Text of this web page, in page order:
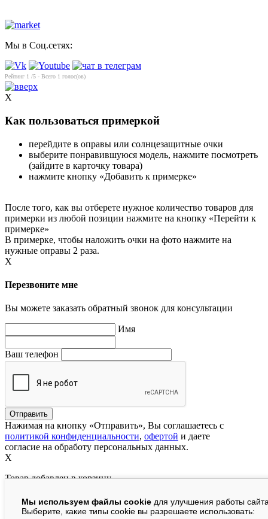
Мы в Соц.сетях:
Рейтинг 1 /5 - Всего 1 голос(ов)
Мы используем файлы cookie для улучшения работы
Выберите, какие типы cookie вы разрешаете использовать:
X
Как пользоваться примеркой
перейдите в оправы или солнцезащитные очки
выберите понравившуюся модель, нажмите посмотреть
(зайдите в карточку товара)
нажмите кнопку «Добавить к примерке»
После того, как вы отберете нужное количество товаров для
примерки из любой позиции нажмите на кнопку «Перейти к
примерке»
В примерке, чтобы наложить очки на фото нажмите на
нужные оправы 2 раза.
X
Перезвоните мне
Вы можете заказать обратный звонок для консультации
Имя
Ваш телефон
Нажимая на кнопку «Отправить», Вы соглашаетесь с
политикой конфиденциальности, офертой и даете
согласие на обработу персональных данных.
X
Товар добавлен в корзину